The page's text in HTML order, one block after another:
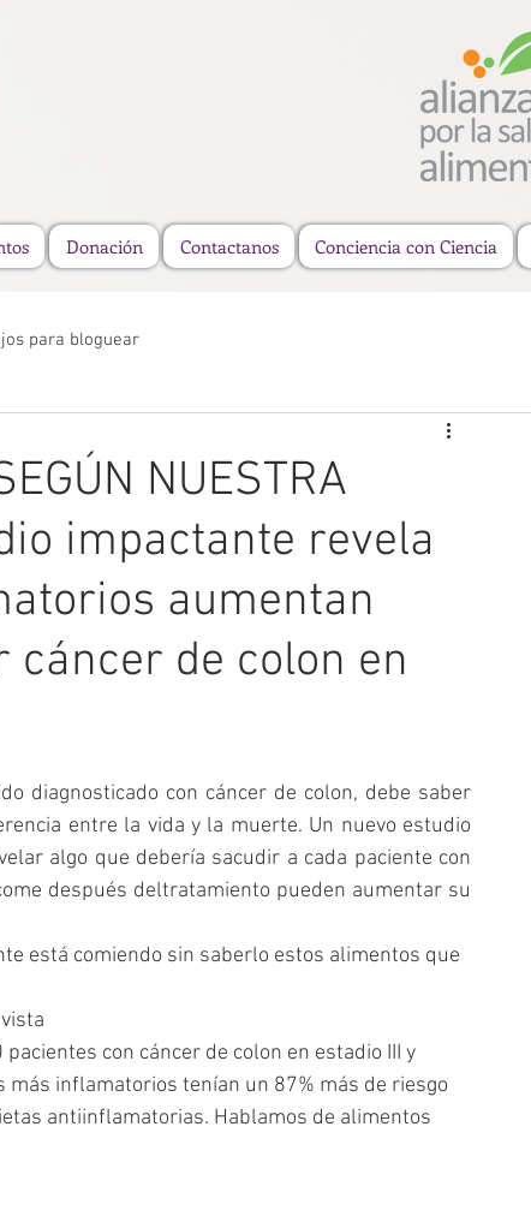
Donación Contactanos Conciencia con Ciencia
para bloguear
NUESTRA
impactante revela
aumentan
de colon en
diagnosticado con cáncer de colon, debe saber
entre la vida y la muerte. Un nuevo estudio
algo que debería sacudir a cada paciente con
después deltratamiento pueden aumentar su
está comiendo sin saberlo estos alimentos que
con cáncer de colon en estadio III y
inflamatorios tenían un 87% más de riesgo
antiinflamatorias. Hablamos de alimentos